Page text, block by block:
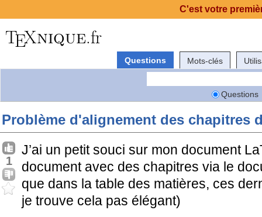
Questions Mots-clés
Questions
Problème d'alignement des chapitres
1
J’ai un petit souci sur mon document
document avec des chapitres via le
que dans la table des matières, ces
je trouve cela pas élégant)
C'est votre